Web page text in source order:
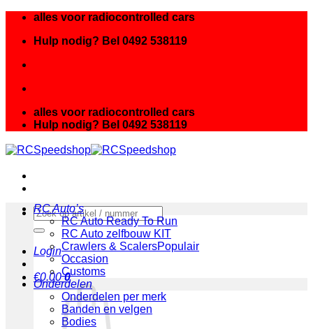
inhoud
alles voor radiocontrolled cars
Hulp nodig? Bel 0492 538119
alles voor radiocontrolled cars
Hulp nodig? Bel 0492 538119
Zoeken
naar:
Login
€0.00 0
RC Auto’s
RC Auto Ready To Run
RC Auto zelfbouw KIT
Crawlers & Scalers
Occasion
Customs
Onderdelen
Onderdelen per merk
Banden en velgen
Bodies